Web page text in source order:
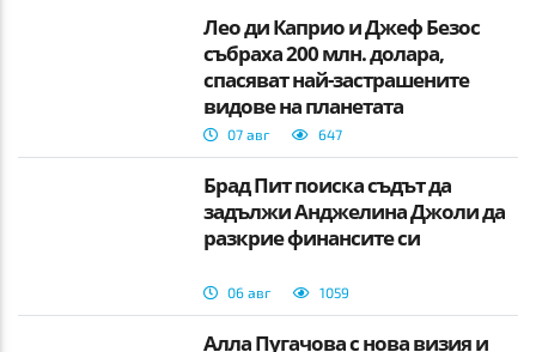
Лео ди Каприо и Джеф Безос
събраха 200 млн. долара,
спасяват най-застрашените
видове на планетата
07 авг 647
Брад Пит поиска съдът да
задължи Анджелина Джоли да
разкрие финансите си
06 авг 1059
Алла Пугачова с нова визия и